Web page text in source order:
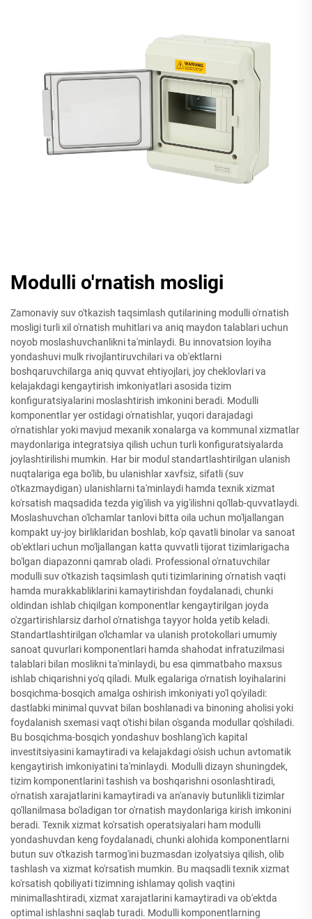
Modulli o'rnatish mosligi
Zamonaviy suv o'tkazish taqsimlash qutilarining modulli o'rnatish
mosligi turli xil o'rnatish muhitlari va aniq maydon talablari uchun
noyob moslashuvchanlikni ta'minlaydi. Bu innovatsion loyiha
yondashuvi mulk rivojlantiruvchilari va ob'ektlarni
boshqaruvchilarga aniq quvvat ehtiyojlari, joy cheklovlari va
kelajakdagi kengaytirish imkoniyatlari asosida tizim
konfiguratsiyalarini moslashtirish imkonini beradi. Modulli
komponentlar yer ostidagi o'rnatishlar, yuqori darajadagi
o'rnatishlar yoki mavjud mexanik xonalarga va kommunal xizmatlar
maydonlariga integratsiya qilish uchun turli konfiguratsiyalarda
joylashtirilishi mumkin. Har bir modul standartlashtirilgan ulanish
nuqtalariga ega bo'lib, bu ulanishlar xavfsiz, sifatli (suv
o'tkazmaydigan) ulanishlarni ta'minlaydi hamda texnik xizmat
ko'rsatish maqsadida tezda yig'ilish va yig'ilishni qo'llab-quvvatlaydi.
Moslashuvchan o'lchamlar tanlovi bitta oila uchun mo'ljallangan
kompakt uy-joy birliklaridan boshlab, ko'p qavatli binolar va sanoat
ob'ektlari uchun mo'ljallangan katta quvvatli tijorat tizimlarigacha
bo'lgan diapazonni qamrab oladi. Professional o'rnatuvchilar
modulli suv o'tkazish taqsimlash quti tizimlarining o'rnatish vaqti
hamda murakkabliklarini kamaytirishdan foydalanadi, chunki
oldindan ishlab chiqilgan komponentlar kengaytirilgan joyda
o'zgartirishlarsiz darhol o'rnatishga tayyor holda yetib keladi.
Standartlashtirilgan o'lchamlar va ulanish protokollari umumiy
sanoat quvurlari komponentlari hamda shahodat infratuzilmasi
talablari bilan moslikni ta'minlaydi, bu esa qimmatbaho maxsus
ishlab chiqarishni yo'q qiladi. Mulk egalariga o'rnatish loyihalarini
bosqichma-bosqich amalga oshirish imkoniyati yo'l qo'yiladi:
dastlabki minimal quvvat bilan boshlanadi va binoning aholisi yoki
foydalanish sxemasi vaqt o'tishi bilan o'sganda modullar qo'shiladi.
Bu bosqichma-bosqich yondashuv boshlang'ich kapital
investitsiyasini kamaytiradi va kelajakdagi o'sish uchun avtomatik
kengaytirish imkoniyatini ta'minlaydi. Modulli dizayn shuningdek,
tizim komponentlarini tashish va boshqarishni osonlashtiradi,
o'rnatish xarajatlarini kamaytiradi va an'anaviy butunlikli tizimlar
qo'llanilmasa bo'ladigan tor o'rnatish maydonlariga kirish imkonini
beradi. Texnik xizmat ko'rsatish operatsiyalari ham modulli
yondashuvdan keng foydalanadi, chunki alohida komponentlarni
butun suv o'tkazish tarmog'ini buzmasdan izolyatsiya qilish, olib
tashlash va xizmat ko'rsatish mumkin. Bu maqsadli texnik xizmat
ko'rsatish qobiliyati tizimning ishlamay qolish vaqtini
minimallashtiradi, xizmat xarajatlarini kamaytiradi va ob'ektda
optimal ishlashni saqlab turadi. Modulli komponentlarning